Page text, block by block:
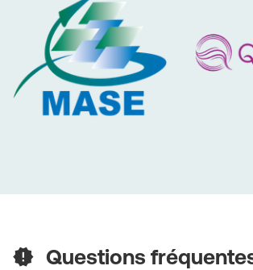
L’avantage des solutions de nettoyage et
bureaux à Quetigny, apportées par GSF
Direction Régionale pour votre entreprise
assurer un service de qualité, efficace et
Questions